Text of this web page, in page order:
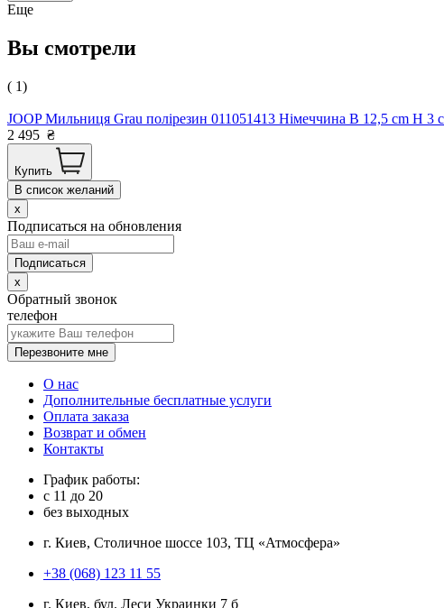
Еще
Вы смотрели
( 1)
JOOP Мильниця Grau полірезин 011051413 Німеччина B 12,5 cm H 3
2 495 ₴
Купить
В список желаний
x
Подписаться на обновления
x
Обратный звонок
телефон
Перезвоните мне
О нас
Дополнительные бесплатные услуги
Оплата заказа
Возврат и обмен
Контакты
График работы:
с 11 до 20
без выходных
г. Киев, Столичное шоссе 103, ТЦ «Атмосфера»
+38 (068) 123 11 55
г. Киев, бул. Леси Украинки 7 б